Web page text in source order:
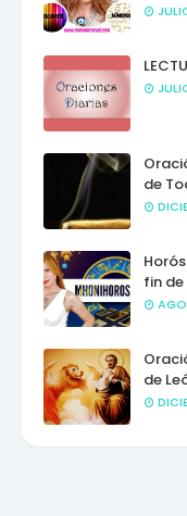
de
fin
de